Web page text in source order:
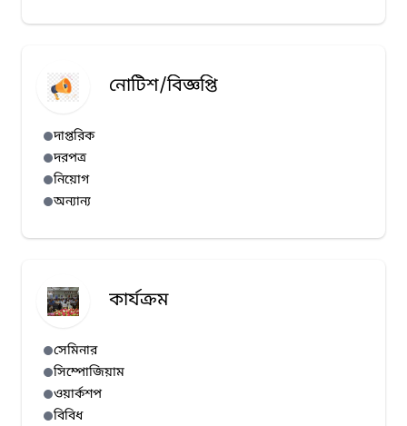
নোটিশ/বিজ্ঞপ্তি
দাপ্তরিক
দরপত্র
নিয়োগ
অন্যান্য
কার্যক্রম
সেমিনার
সিম্পোজিয়াম
ওয়ার্কশপ
বিবিধ